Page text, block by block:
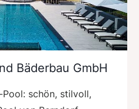
Bäderbau GmbH
schön, stilvoll,